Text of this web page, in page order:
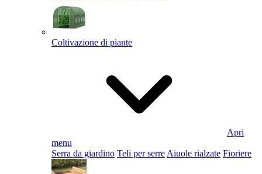
Coltivazione di piante
Apri
menu
Serra da giardino Teli per serre Aiuole rialzate Fioriere